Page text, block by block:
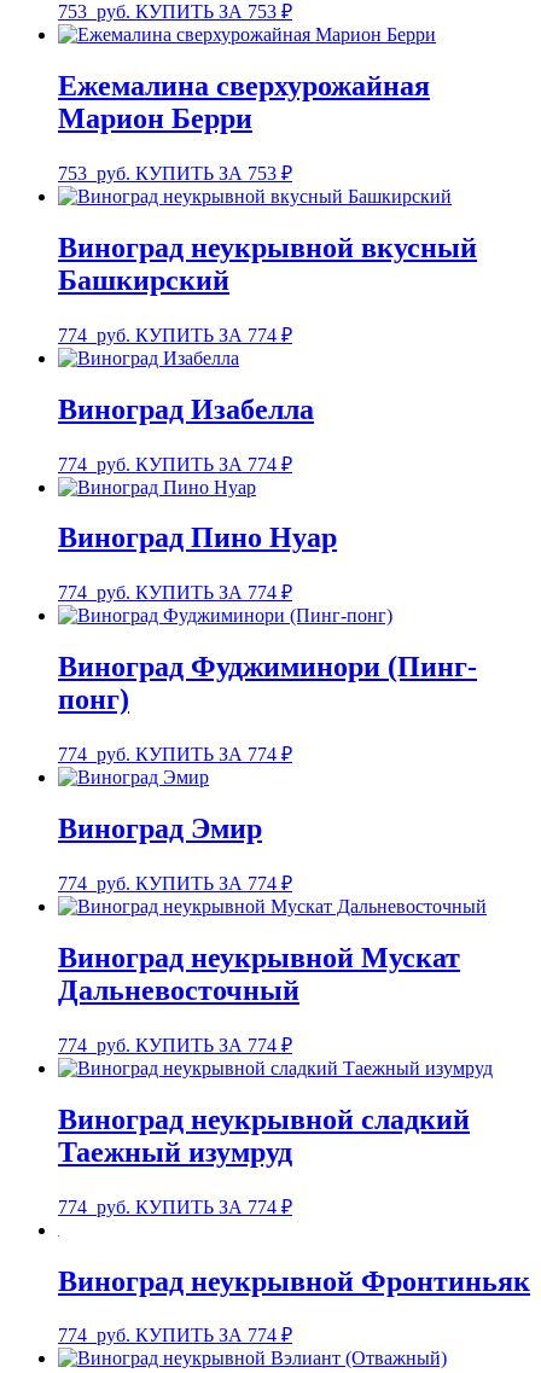
753 руб. КУПИТЬ ЗА 753 ₽
Ежемалина сверхурожайная
Марион Берри
753 руб. КУПИТЬ ЗА 753 ₽
Виноград неукрывной вкусный
Башкирский
774 руб. КУПИТЬ ЗА 774 ₽
Виноград Изабелла
774 руб. КУПИТЬ ЗА 774 ₽
Виноград Пино Нуар
774 руб. КУПИТЬ ЗА 774 ₽
Виноград Фуджиминори (Пинг-
понг)
774 руб. КУПИТЬ ЗА 774 ₽
Виноград Эмир
774 руб. КУПИТЬ ЗА 774 ₽
Виноград неукрывной Мускат
Дальневосточный
774 руб. КУПИТЬ ЗА 774 ₽
Виноград неукрывной сладкий
Таежный изумруд
774 руб. КУПИТЬ ЗА 774 ₽
Виноград неукрывной Фронтиньяк
774 руб. КУПИТЬ ЗА 774 ₽